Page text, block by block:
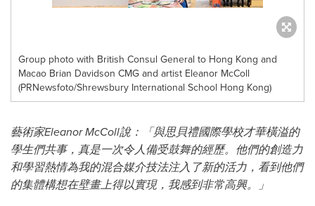
Group photo with British Consul General to Hong Kong and
Macao Brian Davidson CMG and artist Eleanor McColl
(PRNewsfoto/Shrewsbury International School Hong Kong)
藝術家Eleanor McColl說：「與思貝禮國際學校才華橫溢的
學生們共事，真是一次令人備受鼓舞的經歷。他們的創造力
和學習熱情為我的混合媒介技法注入了新的活力，看到他們
的集體構想在壁畫上得以實現，我感到非常高興。」